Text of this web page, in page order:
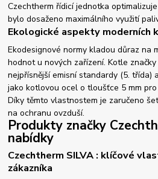
Czechtherm řídicí jednotka
bylo dosaženo maximálního využití
Ekologické aspekty moderních
Ekodesignové normy kladou důraz na
hodnot u nových zařízení. Kotle
nejpřísnější emisní standardy (5. třída)
jako kotlovou ocel o tloušťce 5 mm
Díky těmto vlastnostem je zaručeno
na ochranu ovzduší.
Produkty značky
nabídky
Czechtherm SILVA : klíčové
zákazníka